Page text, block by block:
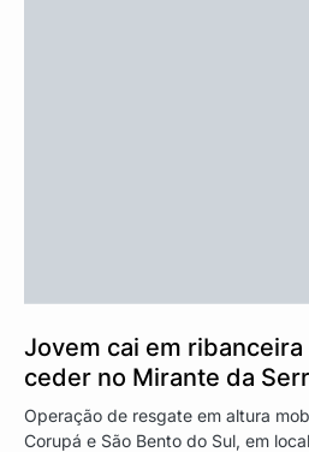
Jovem cai em
ceder no Mirante da
Operação de resgate em altura
Corupá e São Bento do Sul, em